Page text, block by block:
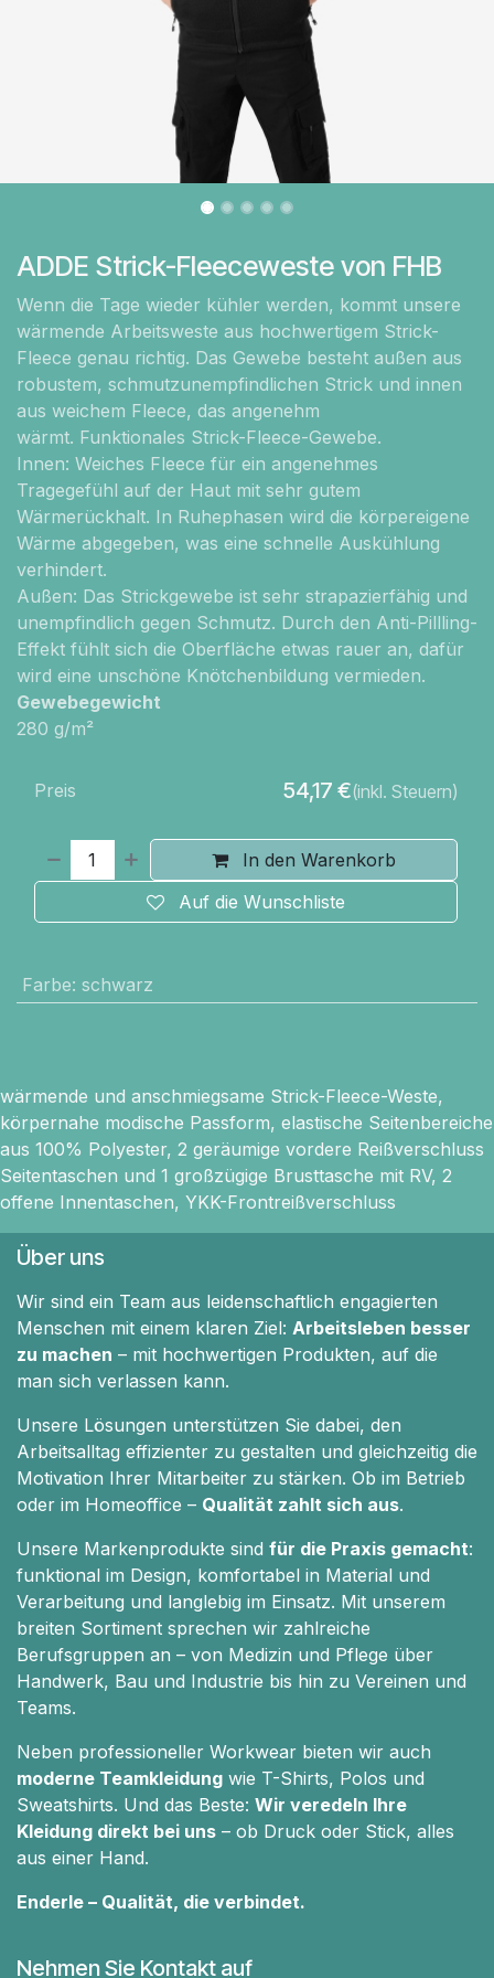
ADDE Strick-Fleeceweste von FHB
Wenn die Tage wieder kühler werden, kommt unsere
wärmende Arbeitsweste aus hochwertigem Strick-
Fleece genau richtig. Das Gewebe besteht außen aus
robustem, schmutzunempfindlichen Strick und innen
aus weichem Fleece, das angenehm
wärmt. Funktionales Strick-Fleece-Gewebe.
Innen: Weiches Fleece für ein angenehmes
Tragegefühl auf der Haut mit sehr gutem
Wärmerückhalt. In Ruhephasen wird die körpereigene
Wärme abgegeben, was eine schnelle Auskühlung
verhindert.
Außen: Das Strickgewebe ist sehr strapazierfähig und
unempfindlich gegen Schmutz. Durch den Anti-Pillling-
Effekt fühlt sich die Oberfläche etwas rauer an, dafür
wird eine unschöne Knötchenbildung vermieden.
Gewebegewicht
280 g/m²
In den Warenkorb
Auf die Wunschliste
Preis 54,17 €(inkl. Steuern)
Farbe: schwarz
wärmende und anschmiegsame Strick-Fleece-Weste,
körpernahe modische Passform, elastische Seitenbereiche
aus 100% Polyester, 2 geräumige vordere Reißverschluss
Seitentaschen und 1 großzügige Brusttasche mit RV, 2
offene Innentaschen, YKK-Frontreißverschluss
Über uns
Wir sind ein Team aus leidenschaftlich engagierten
Menschen mit einem klaren Ziel: Arbeitsleben besser
zu machen – mit hochwertigen Produkten, auf die
man sich verlassen kann.
Unsere Lösungen unterstützen Sie dabei, den
Arbeitsalltag effizienter zu gestalten und gleichzeitig die
Motivation Ihrer Mitarbeiter zu stärken. Ob im Betrieb
oder im Homeoffice – Qualität zahlt sich aus.
Unsere Markenprodukte sind für die Praxis gemacht:
funktional im Design, komfortabel in Material und
Verarbeitung und langlebig im Einsatz. Mit unserem
breiten Sortiment sprechen wir zahlreiche
Berufsgruppen an – von Medizin und Pflege über
Handwerk, Bau und Industrie bis hin zu Vereinen und
Teams.
Neben professioneller Workwear bieten wir auch
moderne Teamkleidung wie T-Shirts, Polos und
Sweatshirts. Und das Beste: Wir veredeln Ihre
Kleidung direkt bei uns – ob Druck oder Stick, alles
aus einer Hand.
Enderle – Qualität, die verbindet.
Nehmen Sie Kontakt auf